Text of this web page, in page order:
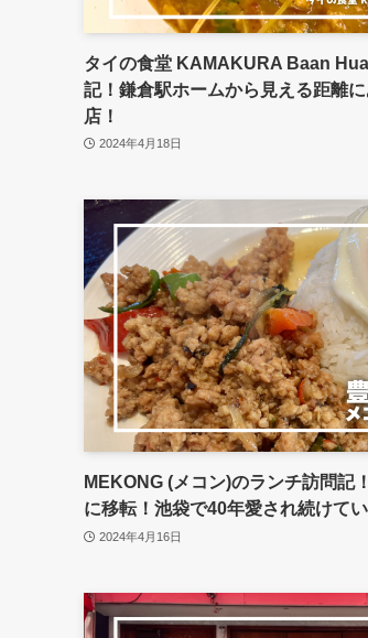
タイの食堂 KAMAKURA Baan
記！鎌倉駅ホームから見える距離
店！
2024年4月18日
MEKONG (メコン)のランチ訪問記
に移転！池袋で40年愛され続けて
2024年4月16日